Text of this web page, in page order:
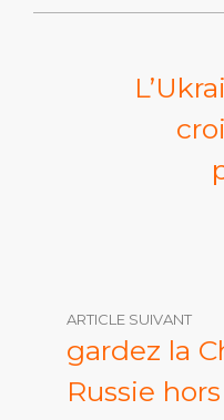
ARTICLE SUIVANT
gardez la
Russie